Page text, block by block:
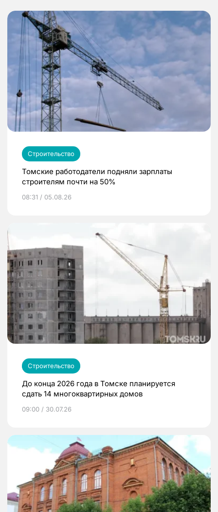
Строительство
Томские работодатели подняли зарплаты
строителям почти на 50%
08:31 / 05.08.26
Строительство
До конца 2026 года в Томске планируется
сдать 14 многоквартирных домов
09:00 / 30.07.26